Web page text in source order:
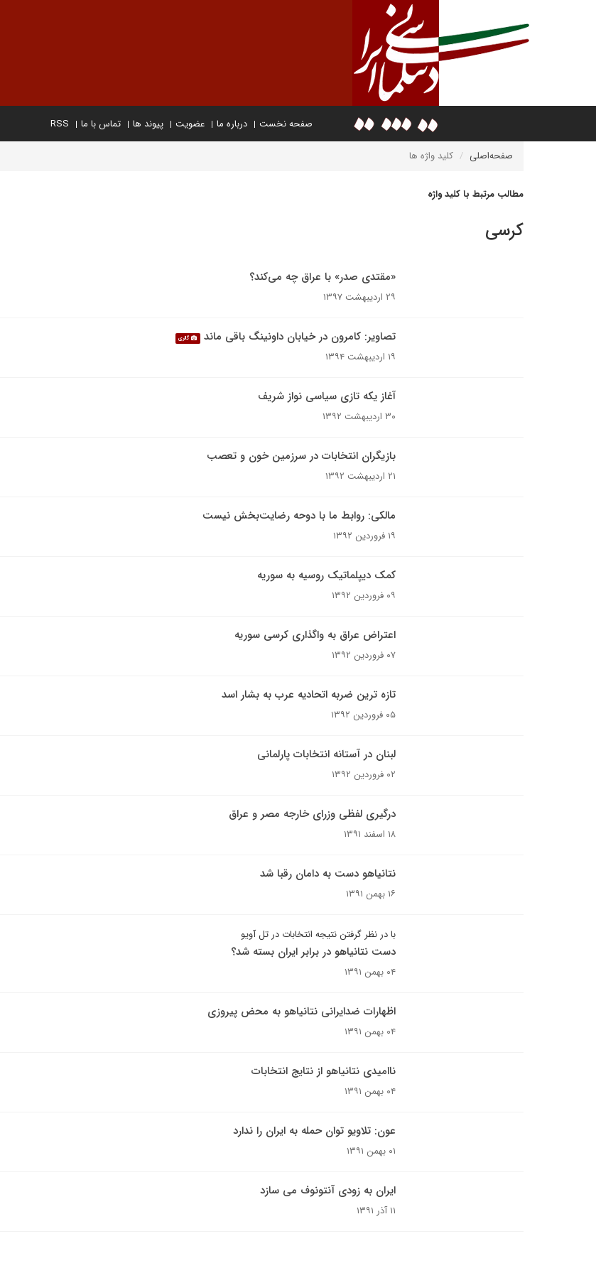
صفحه نخست درباره ما عضویت پیوند ها تماس با ما RSS
صفحه‌اصلی کلید واژه ها
مطالب مرتبط با کلید واژه
کرسی
«مقتدی صدر» با عراق چه می‌کند؟
۲۹ اردیبهشت ۱۳۹۷
تصاویر: کامرون در خیابان داونینگ باقی ماند گالری
۱۹ اردیبهشت ۱۳۹۴
آغاز یکه تازی سیاسی نواز شریف
۳۰ اردیبهشت ۱۳۹۲
بازیگران انتخابات در سرزمین خون و تعصب
۲۱ اردیبهشت ۱۳۹۲
مالکی: روابط ما با دوحه رضایت‌بخش نیست
۱۹ فروردین ۱۳۹۲
کمک دیپلماتیک روسیه به سوریه
۰۹ فروردین ۱۳۹۲
اعتراض عراق به واگذاری کرسی سوریه
۰۷ فروردین ۱۳۹۲
تازه ترین ضربه اتحادیه عرب به بشار اسد
۰۵ فروردین ۱۳۹۲
لبنان در آستانه انتخابات پارلمانی
۰۲ فروردین ۱۳۹۲
درگیری لفظی وزرای خارجه مصر و عراق
۱۸ اسفند ۱۳۹۱
نتانیاهو دست به دامان رقبا شد
۱۶ بهمن ۱۳۹۱
با در نظر گرفتن نتیجه انتخابات در تل آویو
دست نتانیاهو در برابر ایران بسته شد؟
۰۴ بهمن ۱۳۹۱
اظهارات ضدایرانی نتانیاهو به محض پیروزی
۰۴ بهمن ۱۳۹۱
ناامیدی نتانیاهو از نتایج انتخابات
۰۴ بهمن ۱۳۹۱
عون: تلاویو توان حمله به ایران را ندارد
۰۱ بهمن ۱۳۹۱
ایران به زودی آنتونوف می سازد
۱۱ آذر ۱۳۹۱